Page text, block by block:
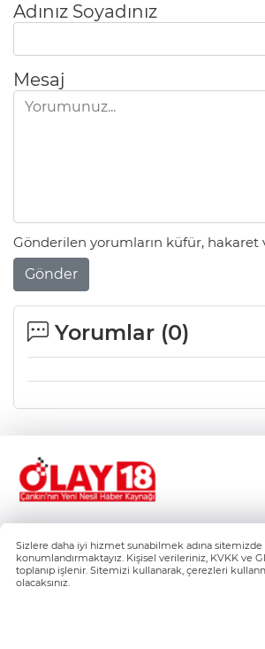
Adınız Soyadınız
Mesaj
Gönderilen yorumların küfür, hakaret
Gönder
Yorumlar (0)
Gizlilik Politikası
Çerez Politikası
Sizlere daha iyi hizmet sunabilmek adına sitemizde
konumlandırmaktayız. Kişisel verileriniz, KVKK ve
toplanıp işlenir. Sitemizi kullanarak, çerezleri
olacaksınız.